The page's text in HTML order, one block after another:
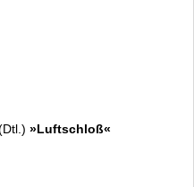
»Luftschloß«